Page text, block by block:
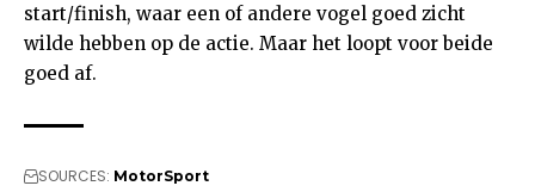
start/finish, waar een of andere vogel goed zicht
wilde hebben op de actie. Maar het loopt voor beide
goed af.
SOURCES: MotorSport